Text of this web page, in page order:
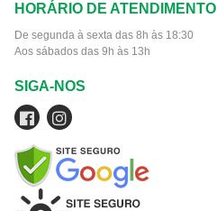
HORÁRIO DE ATENDIMENTO
De segunda à sexta das 8h às 18:30
Aos sábados das 9h às 13h
SIGA-NOS